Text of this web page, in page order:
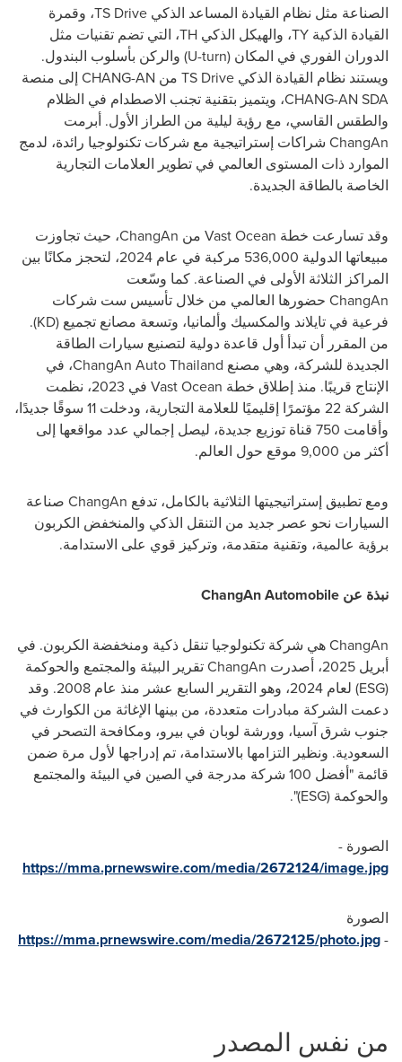
الصناعة مثل نظام القيادة المساعد الذكي TS Drive، وقمرة
القيادة الذكية TY، والهيكل الذكي TH، التي تضم تقنيات مثل
الدوران الفوري في المكان (U-turn) والركن بأسلوب البندول.
ويستند نظام القيادة الذكي TS Drive من CHANG-AN إلى منصة
CHANG-AN SDA، ويتميز بتقنية تجنب الاصطدام في الظلام
والطقس القاسي، مع رؤية ليلية من الطراز الأول. أبرمت
ChangAn شراكات إستراتيجية مع شركات تكنولوجيا رائدة، لدمج
الموارد ذات المستوى العالمي في تطوير العلامات التجارية
الخاصة بالطاقة الجديدة.
وقد تسارعت خطة Vast Ocean من ChangAn، حيث تجاوزت
مبيعاتها الدولية 536,000 مركبة في عام 2024، لتحجز مكانًا بين
المراكز الثلاثة الأولى في الصناعة. كما وسّعت
ChangAn حضورها العالمي من خلال تأسيس ست شركات
فرعية في تايلاند والمكسيك وألمانيا، وتسعة مصانع تجميع (KD
).
من المقرر أن تبدأ أول قاعدة دولية لتصنيع سيارات الطاقة
الجديدة للشركة، وهي مصنع ChangAn Auto Thailand، في
الإنتاج قريبًا. منذ إطلاق خطة Vast Ocean
في 2023، نظمت
الشركة 22 مؤتمرًا إقليميًا للعلامة التجارية، ودخلت 11 سوقًا جديدًا،
وأقامت 750 قناة توزيع جديدة، ليصل إجمالي عدد مواقعها إلى
أكثر من 9,000 موقع حول العالم.
ومع تطبيق إستراتيجيتها الثلاثية بالكامل، تدفع ChangAn صناعة
السيارات نحو عصر جديد من التنقل الذكي والمنخفض الكربون
برؤية عالمية، وتقنية متقدمة، وتركيز قوي على الاستدامة.
نبذة عن ChangAn Automobile
ChangAnهي شركة تكنولوجيا تنقل ذكية ومنخفضة الكربون. في
أبريل 2025، أصدرت
ChangAnتقرير البيئة والمجتمع والحوكمة
(
ESG
) لعام 2024، وهو التقرير السابع عشر منذ عام 2008. وقد
دعمت الشركة مبادرات متعددة، من بينها الإغاثة من الكوارث في
جنوب شرق آسيا، وورشة لوبان في بيرو، ومكافحة التصحر في
السعودية. ونظير التزامها بالاستدامة، تم إدراجها لأول مرة ضمن
قائمة "أفضل 100 شركة مدرجة في الصين في البيئة والمجتمع
والحوكمة (ESG
)".
الصورة -
https://mma.prnewswire.com/media/2672124/image.jpg
الصورة
-
https://mma.prnewswire.com/media/2672125/photo.jpg
من نفس المصدر